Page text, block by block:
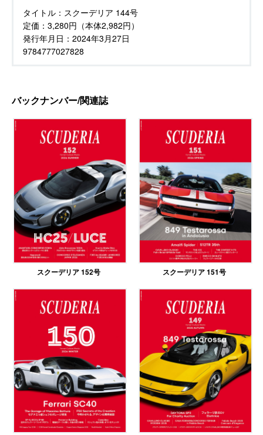
タイトル： スクーデリア 144号
定価： 3,280円（本体2,982円）
発行年月日： 2024年3月27日
9784777027828
バックナンバー/関連誌
スクーデリア 152号 スクーデリア 151号